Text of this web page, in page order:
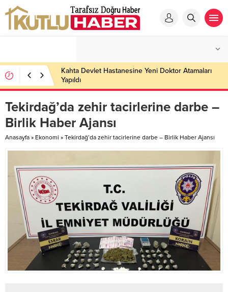
Kahta Devlet Hastanesine Yeni Doktor Atamaları
Yapıldı
Tekirdağ’da zehir tacirlerine darbe –
Birlik Haber Ajansı
Anasayfa » Ekonomi » Tekirdağ’da zehir tacirlerine darbe – Birlik Haber Ajansı